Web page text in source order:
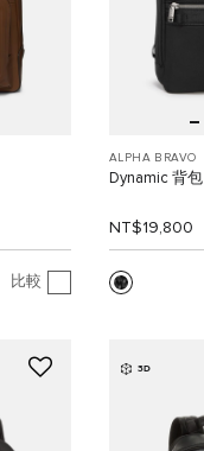
比較
ALPHA BRAVO
Dynamic 背包
NT$19,800
3D